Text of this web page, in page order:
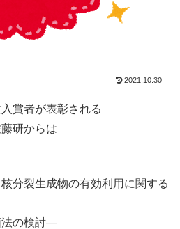
2021.10.30
賞者が表彰される
研からは
分裂生成物の有効利用に関する
法の検討―